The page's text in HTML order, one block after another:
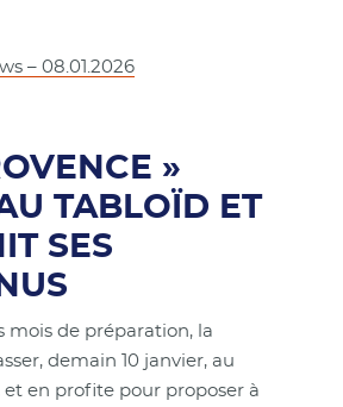
– 08.01.2026
»
TABLOÏD ET
SES
mois de préparation, la
demain 10 janvier, au
en profite pour proposer à